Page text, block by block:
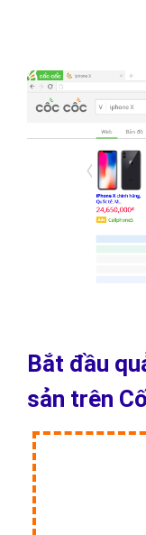
Bắt đầu
sản trên